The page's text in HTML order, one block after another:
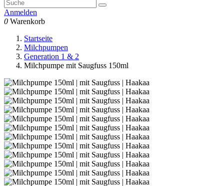
Anmelden
0 Warenkorb
Startseite
Milchpumpen
Generation 1 & 2
Milchpumpe mit Saugfuss 150ml